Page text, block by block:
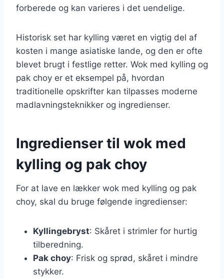
forberede og kan varieres i det uendelige.
Historisk set har kylling været en vigtig del af
kosten i mange asiatiske lande, og den er ofte
blevet brugt i festlige retter. Wok med kylling og
pak choy er et eksempel på, hvordan
traditionelle opskrifter kan tilpasses moderne
madlavningsteknikker og ingredienser.
Ingredienser til wok med
kylling og pak choy
For at lave en lækker wok med kylling og pak
choy, skal du bruge følgende ingredienser:
Kyllingebryst: Skåret i strimler for hurtig
tilberedning.
Pak choy: Frisk og sprød, skåret i mindre
stykker.